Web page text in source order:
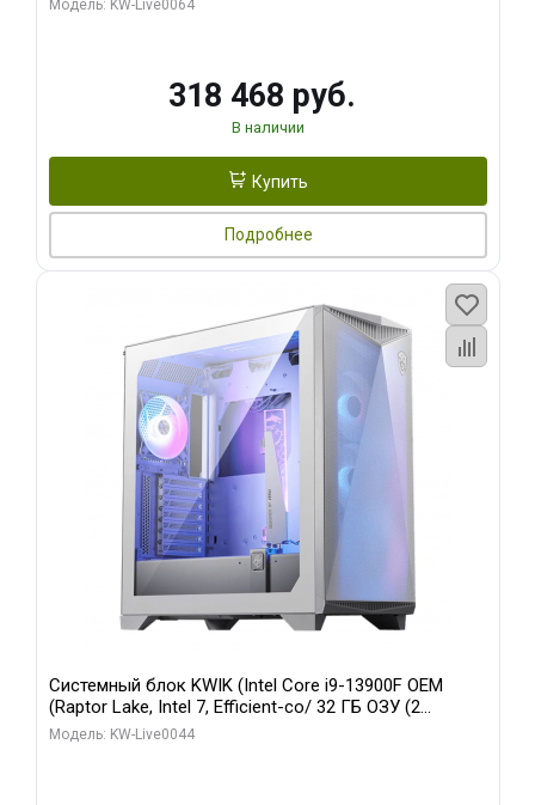
Модель: KW-Live0064
318 468 руб.
В наличии
Купить
Подробнее
Системный блок KWIK (Intel Core i9-13900F OEM
(Raptor Lake, Intel 7, Efficient-co/ 32 ГБ ОЗУ (2
модуля)/ Gigabyte RTX5070Ti AERO OC 16GB GDDR7
Модель: KW-Live0044